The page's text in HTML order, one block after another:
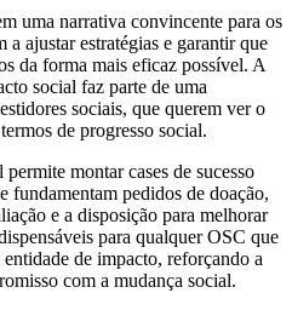
uma narrativa convincente para os
a ajustar estratégias e garantir que
da forma mais eficaz possível. A
social faz parte de uma
sociais, que querem ver o
de progresso social.
montar cases de sucesso
fundamentam pedidos de doação,
e a disposição para melhorar
para qualquer OSC que
de impacto, reforçando a
com a mudança social.